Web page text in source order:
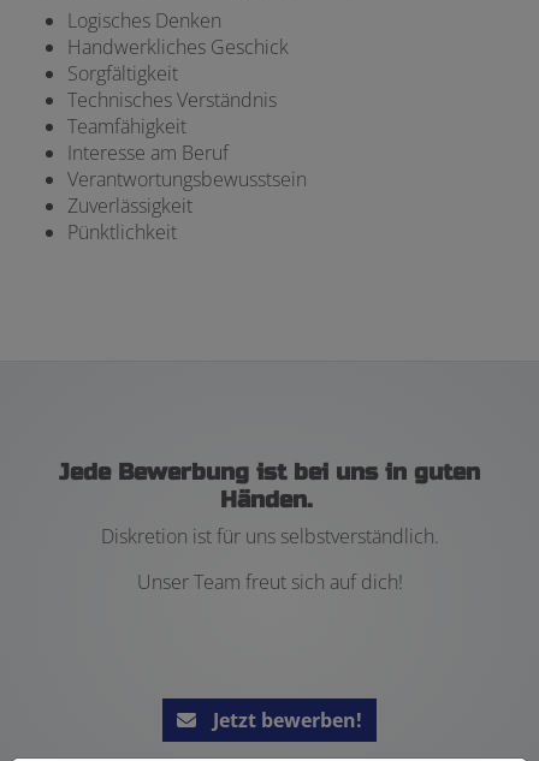
Logisches Denken
Handwerkliches Geschick
Sorgfältigkeit
Technisches Verständnis
Teamfähigkeit
Interesse am Beruf
Verantwortungsbewusstsein
Zuverlässigkeit
Pünktlichkeit
Jede Bewerbung ist bei uns in guten
Händen.
Diskretion ist für uns selbstverständlich.
Unser Team freut sich auf dich!
Jetzt bewerben!